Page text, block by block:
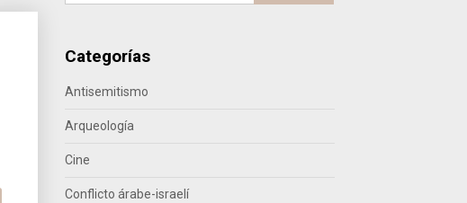
Categorías
Antisemitismo
Arqueología
Cine
Conflicto árabe-israelí